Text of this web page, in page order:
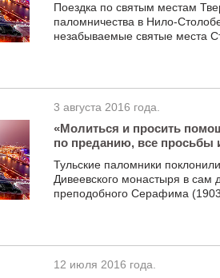
Поездка по святым местам
паломничества в Нило-
незабываемые святые места
3 августа 2016 года.
«Молиться и просить
по преданию, все
Тульские паломники
Дивеевского монастыря в
преподобного Серафима
12 июля 2016 года.